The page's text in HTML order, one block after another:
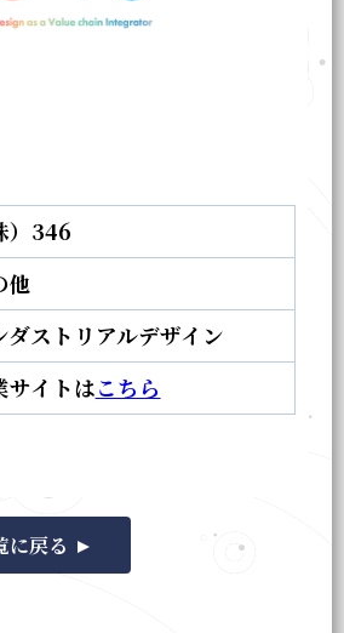
）346
他
ダストリアルデザイン
サイトはこちら
に戻る